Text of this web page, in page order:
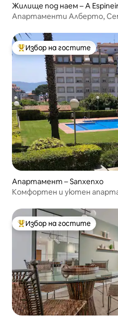
Жилище под наем – A
Апартаменти Алберто,
Най-популярен избор на
Избор на гостите
Апартамент – Sanxenxo
Комфортен и уютен
Най-популярен избор на
Избор на гостите